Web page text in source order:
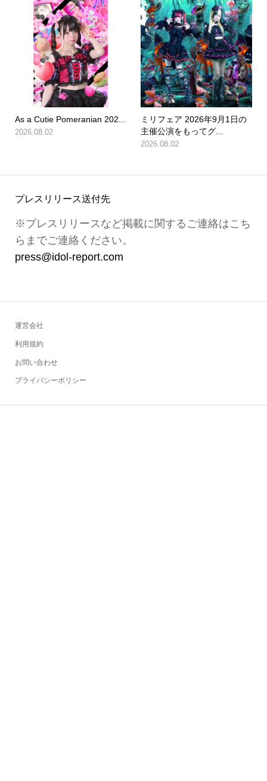
As a Cutie Pomeranian 202...
2026.08.02
ミリフェア 2026年9月1日の
主催公演をもってグ...
2026.08.02
プレスリリース送付先
※プレスリリースなど掲載に関するご連絡はこち
らまでご連絡ください。
press@idol-report.com
運営会社
利用規約
お問い合わせ
プライバシーポリシー